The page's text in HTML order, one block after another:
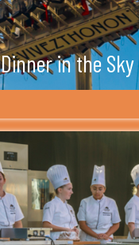
Dinner in the Sky